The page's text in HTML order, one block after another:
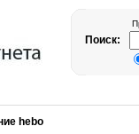
Поиск:
hebo